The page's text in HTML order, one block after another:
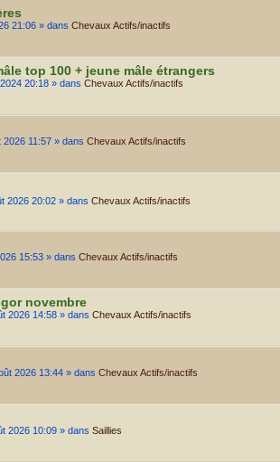
21:06 » dans Chevaux Actifs/inactifs
top 100 + jeune mâle étrangers
20:18 » dans Chevaux Actifs/inactifs
2026 11:57 » dans Chevaux Actifs/inactifs
2026 20:02 » dans Chevaux Actifs/inactifs
15:53 » dans Chevaux Actifs/inactifs
novembre
2026 14:58 » dans Chevaux Actifs/inactifs
2026 13:44 » dans Chevaux Actifs/inactifs
2026 10:09 » dans Saillies